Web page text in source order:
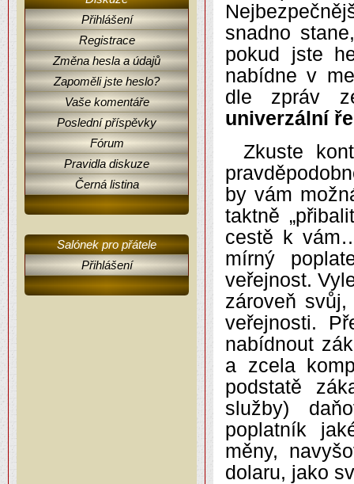
Přihlášení
Registrace
Změna hesla a údajů
Zapoměli jste heslo?
Vaše komentáře
Poslední příspěvky
Fórum
Pravidla diskuze
Černá listina
Salónek pro přátele
Přihlášení
snadno
pokud jste
nabídne v
dle zpráv
univerzální
Zkuste
by vám
taktně
cestě k
mírný
veřejnost.
zároveň
veřejnosti.
nabídnout
a zcela
podstatě
služby)
poplatník
měny,
dolaru, jako